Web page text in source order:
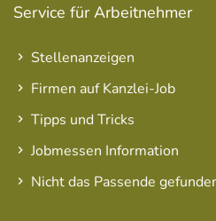
Service für Arbeitnehmer
Stellenanzeigen
Firmen auf Kanzlei-Job
Tipps und Tricks
Jobmessen Information
Nicht das Passende